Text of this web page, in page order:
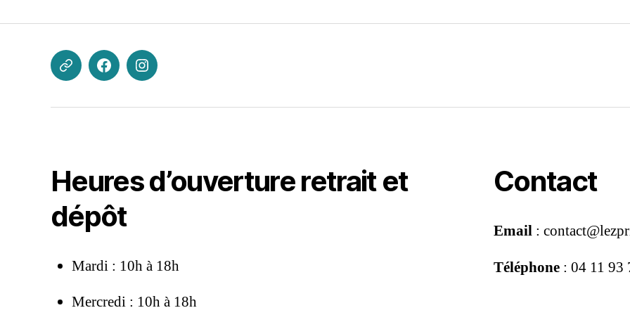
kevin.blanchard@lezpritrequipe.org
FacebookInstagram
Heures d’ouverture retrait et
dépôt
Mardi : 10h à 18h
Mercredi : 10h à 18h
Contact
Email :
Téléphone : 04 11 93